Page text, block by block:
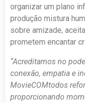
organizar um plano
produção mistura
sobre amizade,
prometem encantar
“Acreditamos no
conexão, empatia e
MovieCOMtodos
proporcionando